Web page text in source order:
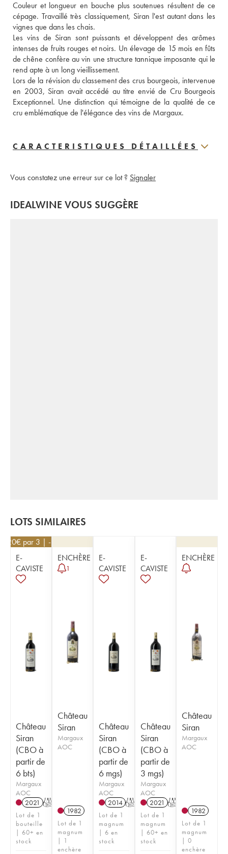
Couleur et longueur en bouche plus soutenues résultent de ce
cépage. Travaillé très classiquement, Siran l'est autant dans les
vignes que dans les chais.
Les vins de Siran sont puissants et développent des arômes
intenses de fruits rouges et noirs. Un élevage de 15 mois en fûts
de chêne confère au vin une structure tannique imposante qui le
rend apte à un long vieillissement.
Lors de la révision du classement des crus bourgeois, intervenue
en 2003, Siran avait accédé au titre envié de Cru Bourgeois
Exceptionnel. Une distinction qui témoigne de la qualité de ce
cru emblématique de l'élégance des vins de Margaux.
CARACTERISTIQUES DÉTAILLÉES
Vous constatez une erreur sur ce lot ? Signaler
IDEALWINE VOUS SUGGÈRE
LOTS SIMILAIRES
€ par 3 | -10%
E-
CAVISTE
Château
Siran
(CBO à
partir de
6 bts)
Margaux
AOC
2021 T
Lot de 1
bouteille
| 60+ en
stock
ENCHÈRE
1
Château
Siran
Margaux
AOC
1982
Lot de 1
magnum
| 1
enchère
E-
CAVISTE
Château
Siran
(CBO à
partir de
6 mgs)
Margaux
AOC
2014 T
Lot de 1
magnum
| 6 en
stock
E-
CAVISTE
Château
Siran
(CBO à
partir de
3 mgs)
Margaux
AOC
2021 T
Lot de 1
magnum
| 60+ en
stock
ENCHÈRE
Château
Siran
Margaux
AOC
1982
Lot de 1
magnum
| 0
enchère